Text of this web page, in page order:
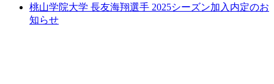
桃山学院大学 長友海翔選手 2025シーズン加入内定のお
知らせ